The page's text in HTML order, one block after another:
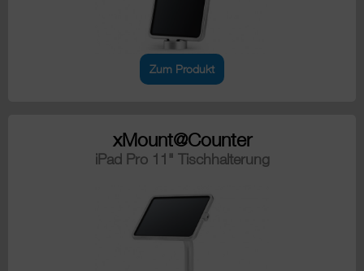
Zum Produkt
xMount@Counter
iPad Pro 11" Tischhalterung